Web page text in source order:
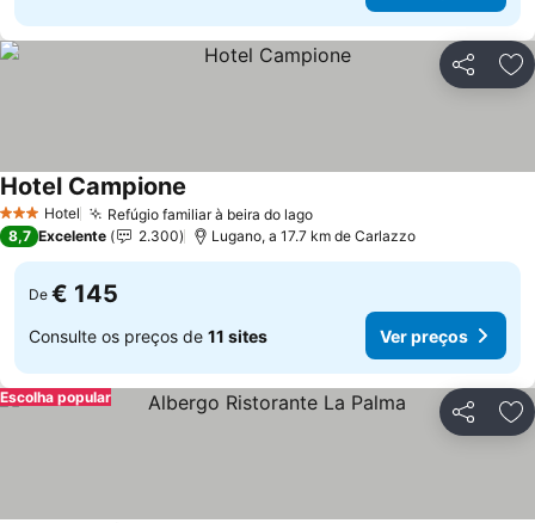
Partilhar
3 EstrelasHotel Refúgio familiar à beira do lago
Hotel Campione
8,7 Excelente 2.300 Lugano, a 17.7 km de Carlazzo
De € 145
Consulte os preços de 11 sites Ver preços
Partilhar
Escolha popular